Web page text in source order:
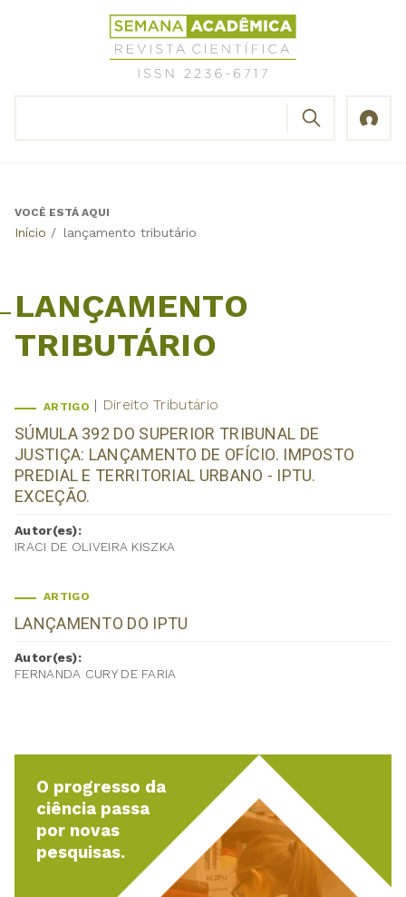
Revista
Científica
Semana
Back
VOCÊ ESTÁ AQUI
Início / lançamento tributário
LANÇAMENTO
TRIBUTÁRIO
ARTIGO Direito Tributário
SÚMULA 392 DO SUPERIOR TRIBUNAL DE
JUSTIÇA: LANÇAMENTO DE OFÍCIO. IMPOSTO
PREDIAL E TERRITORIAL URBANO - IPTU.
EXCEÇÃO.
Autor(es):
IRACI DE OLIVEIRA KISZKA
ARTIGO
LANÇAMENTO DO IPTU
Autor(es):
FERNANDA CURY DE FARIA
O progresso da
ciência passa
por novas
pesquisas.